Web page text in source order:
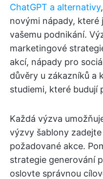
ChatGPT a alternativy
novými nápady, které
vašemu podnikání.
marketingové
akcí, nápady pro
důvěry u zákazníků a
studiemi, které budují
Každá výzva
výzvy šablony
požadované akce.
strategie generování
oslovte správnou